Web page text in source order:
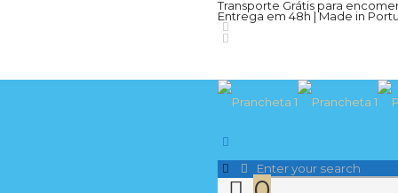
Transporte Grátis para
Entrega em 48h | Made in